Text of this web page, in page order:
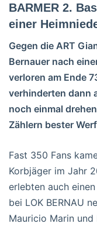
BARMER 2.
einer
Gegen die ART
Bernauer nach
verloren am Ende
verhinderten dann
noch einmal
Zählern bester
Fast 350 Fans
Korbjäger im Jahr
erlebten auch
bei LOK BERNAU
Mauricio Marin